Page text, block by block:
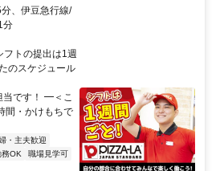
、伊豆急行線/
分
の提出は1週
スケジュール
当です！ ━＜こ
間・かけもちで
・主夫歓迎
務OK
職場見学可